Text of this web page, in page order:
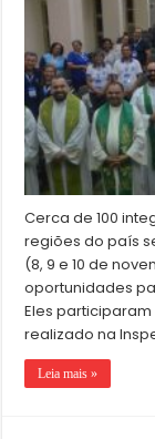
Cerca de 100
regiões do país
(8, 9 e 10 de
oportunidades
Eles
realizado na
Leia mais »